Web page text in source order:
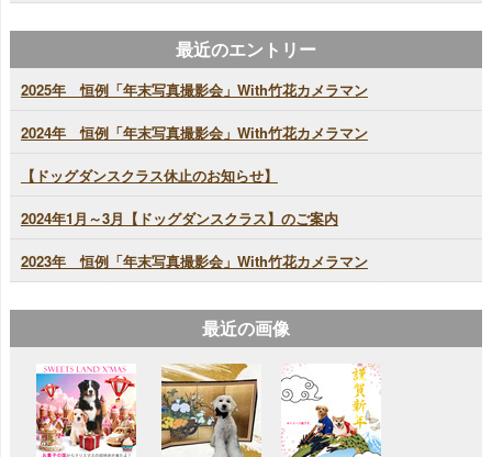
最近のエントリー
2025年 恒例「年末写真撮影会」With竹花カメラマン
2024年 恒例「年末写真撮影会」With竹花カメラマン
【ドッグダンスクラス休止のお知らせ】
2024年1月～3月【ドッグダンスクラス】のご案内
2023年 恒例「年末写真撮影会」With竹花カメラマン
最近の画像